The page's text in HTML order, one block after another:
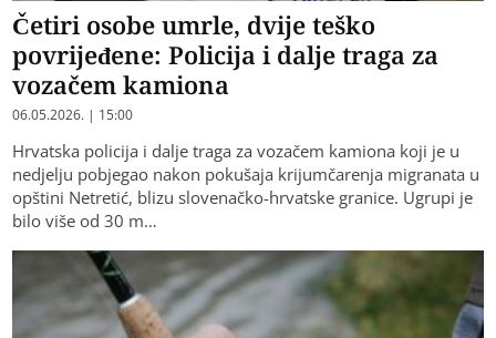
Četiri osobe umrle, dvije teško
povrijeđene: Policija i dalje traga za
vozačem kamiona
06.05.2026. | 15:00
Hrvatska policija i dalje traga za vozačem kamiona koji je u
nedjelju pobjegao nakon pokušaja krijumčarenja migranata u
opštini Netretić, blizu slovenačko-hrvatske granice. Ugrupi je
bilo više od 30 m…